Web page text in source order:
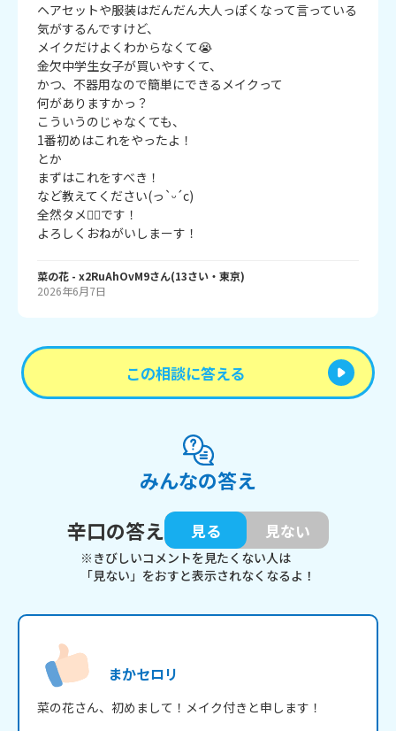
ヘアセットや服装はだんだん大人っぽくなって言っている
気がするんですけど、
メイクだけよくわからなくて😭
金欠中学生女子が買いやすくて、
かつ、不器用なので簡単にできるメイクって
何がありますかっ？
こういうのじゃなくても、
1番初めはこれをやったよ！
とか
まずはこれをすべき！
など教えてください(っ`ᵕ´c)
全然タメ🙆‍♀️です！
よろしくおねがいしまーす！
菜の花 - x2RuAhOvM9さん(13さい・ 東京)
2026年6月7日
この相談に答える
みんなの答え
辛口の答え
見る 見ない
※きびしいコメントを見たくない人は
「見ない」をおすと表示されなくなるよ！
まかセロリ
菜の花さん、初めまして！メイク付きと申します！